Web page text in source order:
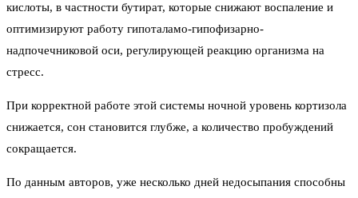
кислоты, в частности бутират, которые снижают воспаление и
оптимизируют работу гипоталамо-гипофизарно-
надпочечниковой оси, регулирующей реакцию организма на
стресс.
При корректной работе этой системы ночной уровень кортизола
снижается, сон становится глубже, а количество пробуждений
сокращается.
По данным авторов, уже несколько дней недосыпания способны